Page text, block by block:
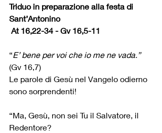
Triduo in preparazione alla festa di
Sant’Antonino
At 16,22-34 - Gv 16,5-11
“E’ bene per voi che io me ne vada.”
(Gv 16,7)
Le parole di Gesù nel Vangelo odierno
sono sorprendenti!
“Ma, Gesù, non sei Tu il Salvatore, il
Redentore?